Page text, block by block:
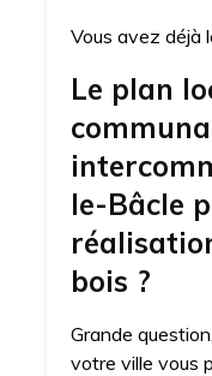
Vous avez déjà
Le plan
le-Bâcle
bois ?
Grande
votre ville vous